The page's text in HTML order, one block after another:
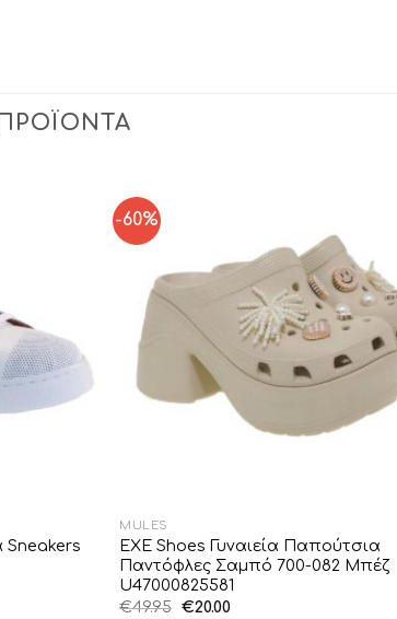
Sneakers
-60%
MULES
EXE Shoes Γυναιεία Παπούτσια
Παντόφλες Σαμπό 700-082 Μπέζ
U47000825581
€49.95 Original
€20.00Η